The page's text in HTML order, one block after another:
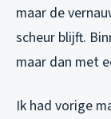
maar de
scheur blijft.
maar dan met
Ik had vorige